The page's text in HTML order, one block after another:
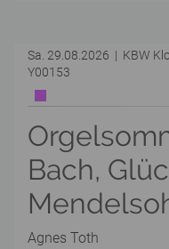
Sa. 29.08.2026 | KBW
Y00153
Bach,
Agnes Toth